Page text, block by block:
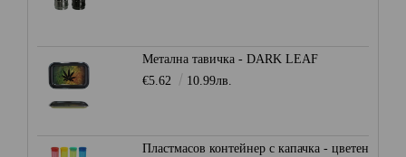
Метална тавичка - DARK LEAF
€5.62
10.99лв.
Пластмасов контейнер с капачка - цветен